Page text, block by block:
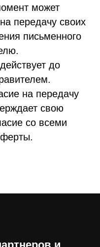
может
передачу своих
письменного
до
на передачу
свою
со всеми